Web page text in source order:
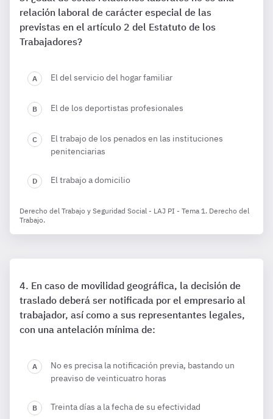
relación laboral de carácter especial de las
previstas en el artículo 2 del Estatuto de los
Trabajadores?
El del servicio del hogar familiar
El de los deportistas profesionales
El trabajo de los penados en las instituciones
penitenciarias
El trabajo a domicilio
Derecho del Trabajo y Seguridad Social - LAJ PI - Tema 1. Derecho del
Trabajo.
En caso de movilidad geográfica, la decisión de
traslado deberá ser notificada por el empresario al
trabajador, así como a sus representantes legales,
con una antelación mínima de:
No es precisa la notificación previa, bastando un
preaviso de veinticuatro horas
Treinta días a la fecha de su efectividad